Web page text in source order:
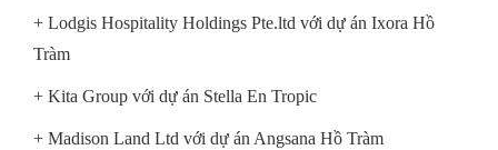
+ Lodgis Hospitality Holdings Pte.ltd với dự án Ixora Hồ
Tràm
+ Kita Group với dự án Stella En Tropic
+ Madison Land Ltd với dự án Angsana Hồ Tràm